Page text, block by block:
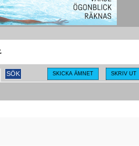
SKICKA ÄMNET SKRIV UT